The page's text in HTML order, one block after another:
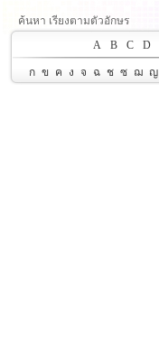
ค้นหา เรียงตามตัวอักษร
A
B C D
ก ข ค ง จ ฉ ช ซ ฌ ญ